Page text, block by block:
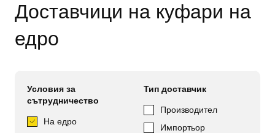
Доставчици на куфари на
едро
Условия за
сътрудничество
На едро
Тип доставчик
Производител
Импортьор